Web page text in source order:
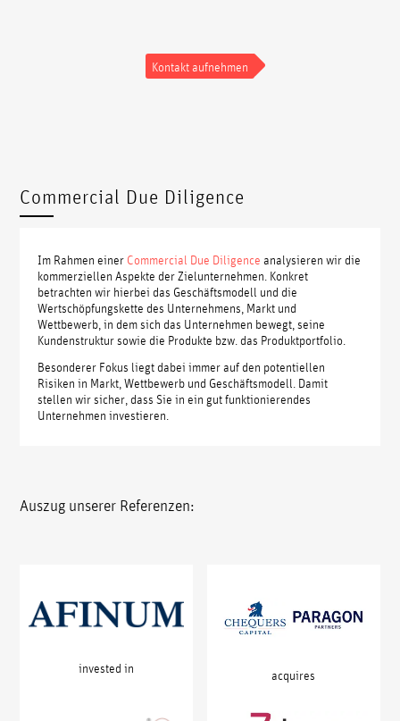
Kontakt aufnehmen
Commercial Due Diligence
Im Rahmen einer Commercial Due Diligence analysieren wir die
kommerziellen Aspekte der Zielunternehmen. Konkret
betrachten wir hierbei das Geschäftsmodell und die
Wertschöpfungskette des Unternehmens, Markt und
Wettbewerb, in dem sich das Unternehmen bewegt, seine
Kundenstruktur sowie die Produkte bzw. das Produktportfolio.
Besonderer Fokus liegt dabei immer auf den potentiellen
Risiken in Markt, Wettbewerb und Geschäftsmodell. Damit
stellen wir sicher, dass Sie in ein gut funktionierendes
Unternehmen investieren.
Auszug unserer Referenzen:
invested in acquires